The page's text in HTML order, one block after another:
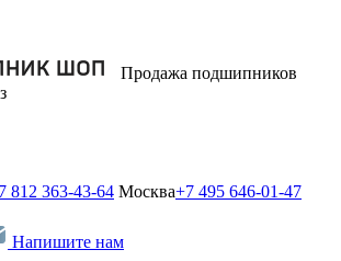
Продажа подшипников
812 363-43-64 Москва+7 495 646-01-47
Напишите нам